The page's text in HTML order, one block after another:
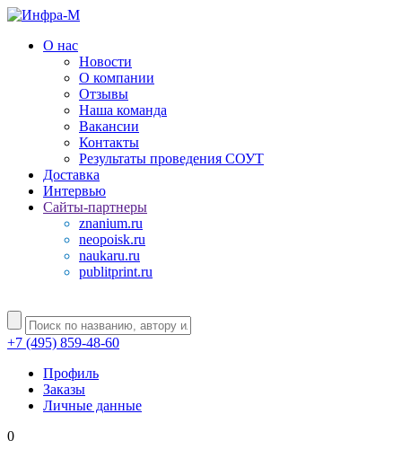
О нас
Новости
О компании
Отзывы
Наша команда
Вакансии
Контакты
Результаты проведения СОУТ
Доставка
Интервью
Сайты-партнеры
znanium.ru
neopoisk.ru
naukaru.ru
publitprint.ru
+7 (495) 859-48-60
Профиль
Заказы
Личные данные
0